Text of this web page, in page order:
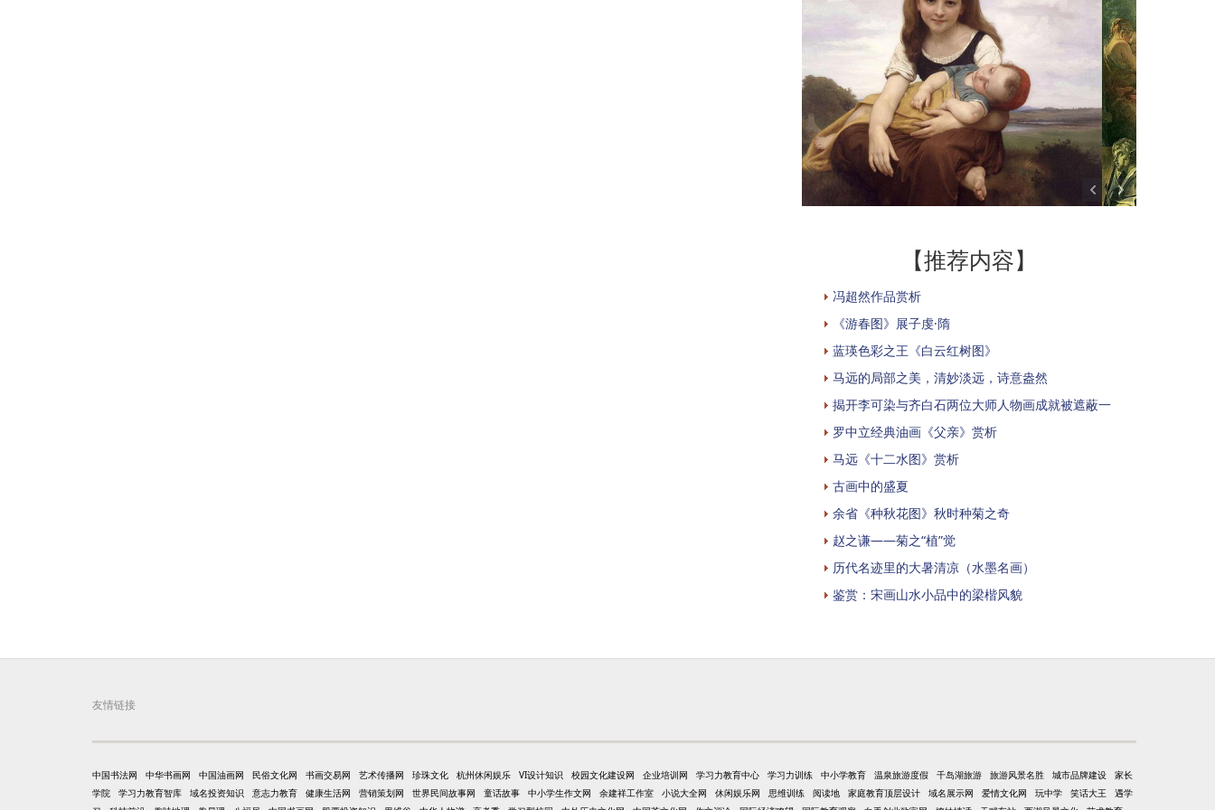
【推荐内容】
冯超然作品赏析
《游春图》展子虔·隋
蓝瑛色彩之王《白云红树图》
马远的局部之美，清妙淡远，诗意盎然
揭开李可染与齐白石两位大师人物画成就被遮蔽一
罗中立经典油画《父亲》赏析
马远《十二水图》赏析
古画中的盛夏
余省《种秋花图》秋时种菊之奇
赵之谦——菊之“植”觉
历代名迹里的大暑清凉（水墨名画）
鉴赏：宋画山水小品中的梁楷风貌
友情链接
中国书法网 中华书画网 中国油画网 民俗文化网 书画交易网 艺术传播网 珍珠文化 杭州休闲娱乐 VI设计知识 校园文化建设网 企业培训网 学习力教育中心 学习力训练 中小学教育 温泉旅游度假 千岛湖旅游 旅游风景名胜 城市品牌建设
家长
学院
学习力教育智库 域名投资知识 意志力教育 健康生活网 营销策划网 世界民间故事网 童话故事 中小学生作文网 余建祥工作室 小说大全网 休闲娱乐网 思维训练 阅读地 家庭教育顶层设计 域名展示网 爱情文化网 玩中学 笑话大王
遇学